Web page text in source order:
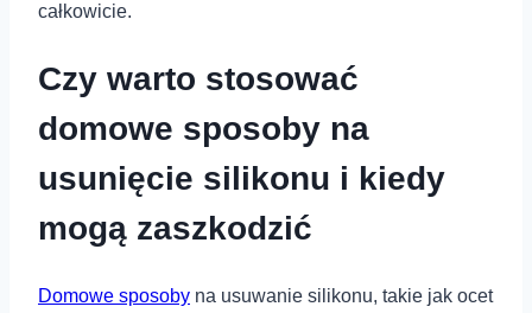
całkowicie.
Czy ‍warto ‌stosować
domowe ⁤sposoby na
usunięcie silikonu i kiedy
mogą zaszkodzić
Domowe sposoby na ⁣usuwanie silikonu, takie jak ocet